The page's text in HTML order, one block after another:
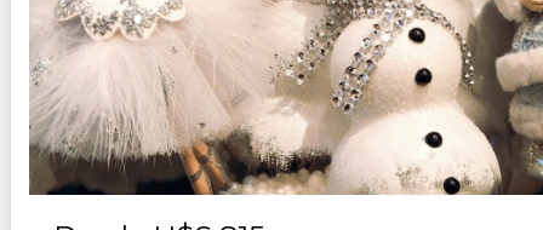
Duración:
7
Noches
Paquete Turistico de 4 a 7 noches Visitando New York